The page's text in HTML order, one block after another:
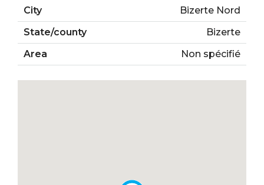
City
Bizerte Nord
State/county
Bizerte
Area
Non spécifié